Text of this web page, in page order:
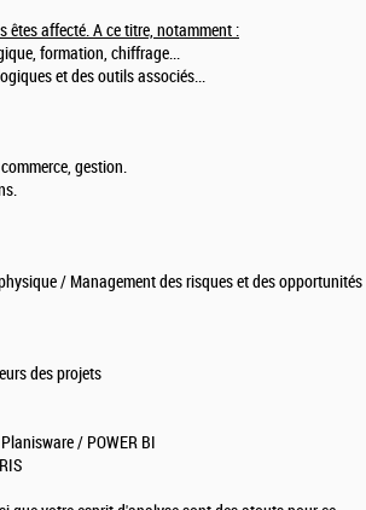
êtes affecté. A ce titre, notamment :
formation, chiffrage...
et des outils associés...
gestion.
/ Management des risques et des opportunités
des projets
/ POWER BI